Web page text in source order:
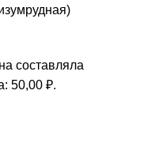
составляла
50,00 ₽.